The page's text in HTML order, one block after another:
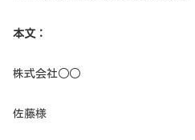
本文：
株式会社○○
佐藤様